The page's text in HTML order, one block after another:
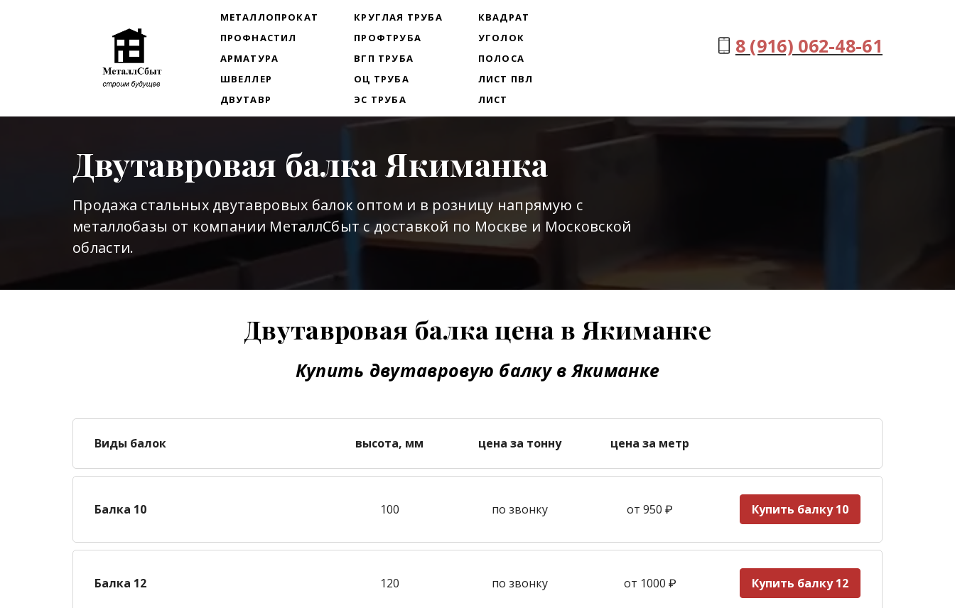
МЕТАЛЛОПРОКАТ
ПРОФНАСТИЛ
АРМАТУРА
ШВЕЛЛЕР
ДВУТАВР
КРУГЛАЯ ТРУБА
ПРОФТРУБА
ВГП ТРУБА
ОЦ ТРУБА
ЭС ТРУБА
КВАДРАТ
УГОЛОК
ПОЛОСА
ЛИСТ ПВЛ
ЛИСТ
8 (916) 062-48-61
Двутавровая балка Якиманка
Продажа стальных двутавровых балок оптом и в розницу напрямую с
металлобазы от компании МеталлСбыт с доставкой по Москве и Московской
области.
Двутавровая балка цена в Якиманке
Купить двутавровую балку в Якиманке
Виды балок высота, мм цена за тонну цена за метр
Балка 10 100 по звонку от 950 ₽ Купить балку 10
Балка 12 120 по звонку от 1000 ₽ Купить балку 12